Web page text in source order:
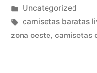
por
Publicado
en
Uncategorized
Etiquetas:
camisetas baratas
zona oeste, camisetas